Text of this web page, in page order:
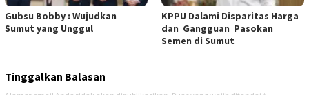
Gubsu Bobby : Wujudkan
Sumut yang Unggul
KPPU Dalami Disparitas Harga
dan Gangguan Pasokan
Semen di Sumut
Tinggalkan Balasan